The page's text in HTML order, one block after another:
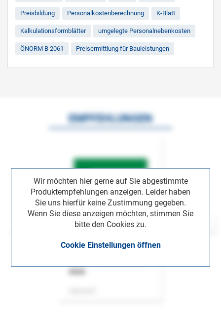
Preisbildung Personalkostenberechnung K-Blatt
Kalkulationsformblätter umgelegte Personalnebenkosten
ÖNORM B 2061 Preisermittlung für Bauleistungen
Wir möchten hier gerne auf Sie abgestimmte
Produktempfehlungen anzeigen. Leider haben
Sie uns hierfür keine Zustimmung gegeben.
Wenn Sie diese anzeigen möchten, stimmen Sie
bitte den Cookies zu.
Cookie Einstellungen öffnen
EMPFEHLUNGEN